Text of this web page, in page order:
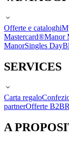
Offerte e cataloghi
Mastercard®Manor
ManorSingles Day
SERVICES
Carta regalo
partnerOfferte B2B
A